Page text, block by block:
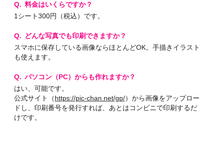
料金はいくらですか？
1シート300円（税込）です。
どんな写真でも印刷できますか？
スマホに保存している画像ならほとんどOK。手描きイラスト
も使えます。
パソコン（PC）からも作れますか？
はい、可能です。
公式サイト（https://pic-chan.net/gp/）から画像をアップロー
ドし、印刷番号を発行すれば、あとはコンビニで印刷するだ
けです。